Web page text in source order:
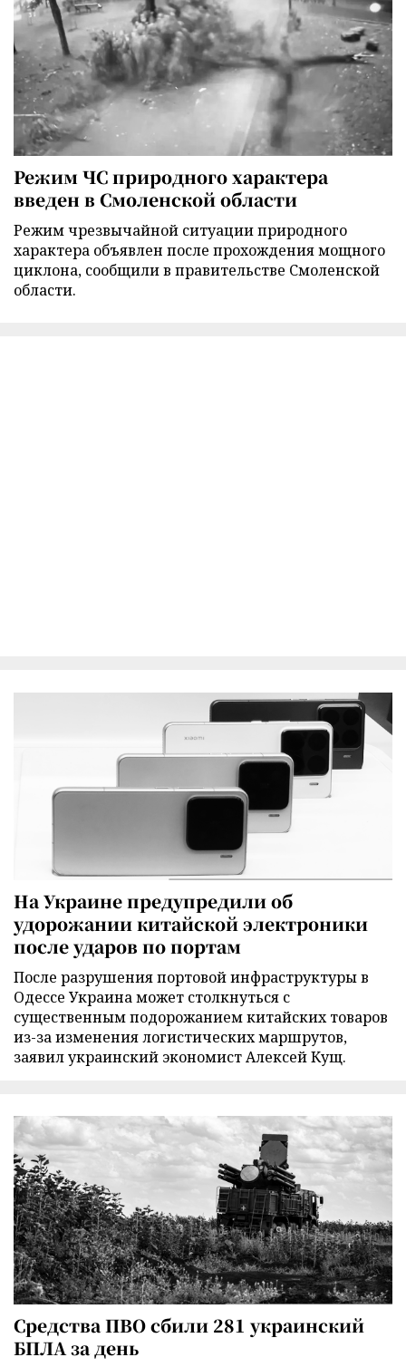
Режим ЧС природного характера
введен в Смоленской области
Режим чрезвычайной ситуации природного
характера объявлен после прохождения мощного
циклона, сообщили в правительстве Смоленской
области.
На Украине предупредили об
удорожании китайской электроники
после ударов по портам
После разрушения портовой инфраструктуры в
Одессе Украина может столкнуться с
существенным подорожанием китайских товаров
из-за изменения логистических маршрутов,
заявил украинский экономист Алексей Кущ.
Средства ПВО сбили 281 украинский
БПЛА за день